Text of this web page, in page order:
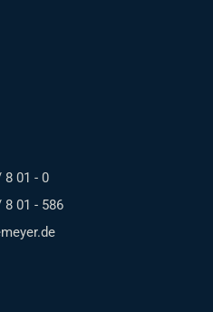
8 01 - 0
8 01 - 586